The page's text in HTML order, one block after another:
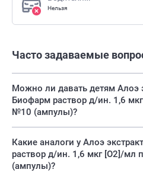
Нельзя
Часто задаваемые
Можно ли давать детям Алоэ
Биофарм раствор д/ин. 1,6
№10 (ампулы)?
Какие аналоги у Алоэ
раствор д/ин. 1,6 мкг [О2]/мл
(ампулы)?